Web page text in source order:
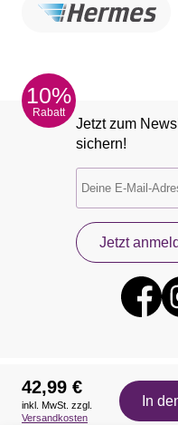
10%
Rabatt
Jetzt zum
sichern!
Jetzt
42,99 €
inkl. MwSt. zzgl.
Versandkosten
In